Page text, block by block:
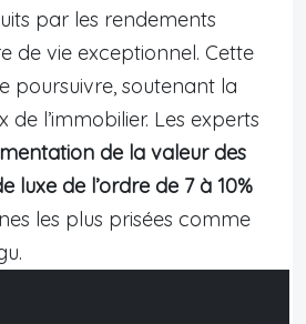
par les rendements
de vie exceptionnel. Cette
poursuivre, soutenant la
l’immobilier. Les experts
de la valeur des
luxe de l’ordre de 7 à 10%
les plus prisées comme